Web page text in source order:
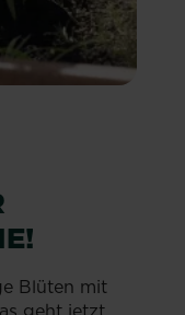
Blüten mit